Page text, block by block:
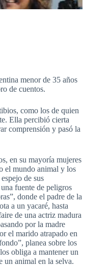
menor de 35 años
de cuentos.
como los de quien
Ella percibió cierta
comprensión y pasó la
en su mayoría mujeres
el mundo animal y los
de sus
fuente de peligros
donde el padre de la
a un yacaré, hasta
de una actriz madura
por la madre
el marido atrapado en
planea sobre los
obliga a mantener un
un animal en la selva.